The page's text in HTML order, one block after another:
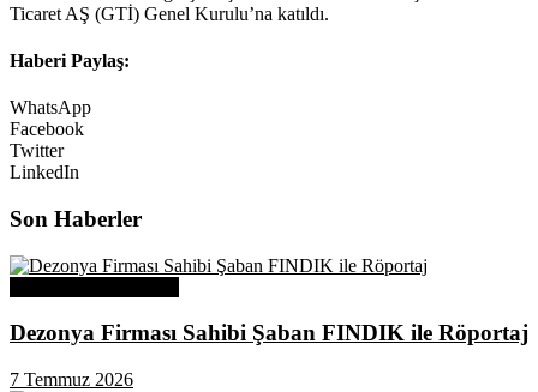
Ticaret AŞ (GTİ) Genel Kurulu’na katıldı.
Haberi Paylaş:
WhatsApp
Facebook
Twitter
LinkedIn
Son Haberler
Dezonya Firması Sahibi Şaban FINDIK ile Röportaj
7 Temmuz 2026